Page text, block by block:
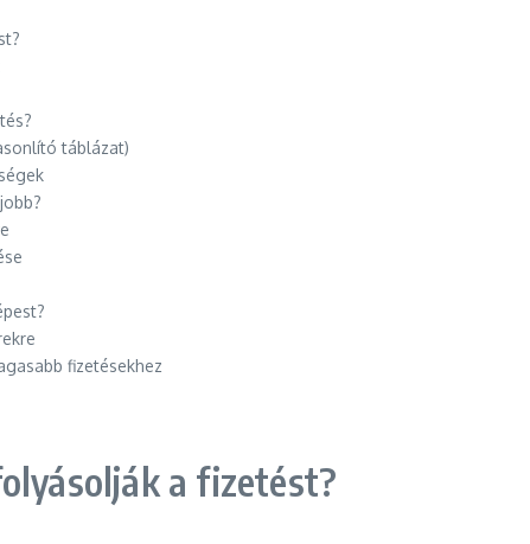
táblázat)
fizetésekhez
a fizetést?